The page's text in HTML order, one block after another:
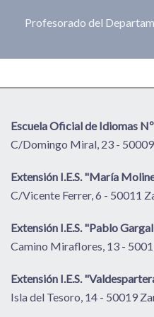
Profesorado del
Escuela Oficial de Idiomas
C/Domingo Miral, 23 -
Extensión I.E.S. "María
C/Vicente Ferrer, 6 - 50011
Extensión I.E.S. "Pablo
Camino Miraflores, 13 -
Extensión I.E.S.
Isla del Tesoro, 14 - 50019